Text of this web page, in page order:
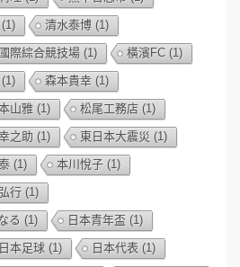
(1) 清水泰博 (1)
際綜合競技場 (1) 橫濱FC (1)
(1) 森本貴幸 (1)
山雅 (1) 松尾工務店 (1)
之助 (1) 東日本大震災 (1)
(1) 本川悅子 (1)
行 (1)
る (1) 日本青年盃 (1)
日本足球 (1) 日本代表 (1)